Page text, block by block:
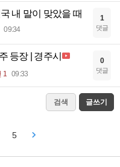
내 말이 맞았을 때
09:34
1
댓글
등장 | 경주시
1 09:33
0
댓글
검색 글쓰기
5